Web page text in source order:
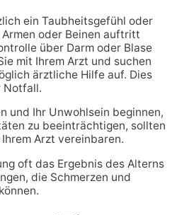
ein Taubheitsgefühl oder
oder Beinen auftritt
über Darm oder Blase
mit Ihrem Arzt und suchen
ärztliche Hilfe auf. Dies
Notfall.
und Ihr Unwohlsein beginnen,
zu beeinträchtigen, sollten
Arzt vereinbaren.
oft das Ergebnis des Alterns
die Schmerzen und